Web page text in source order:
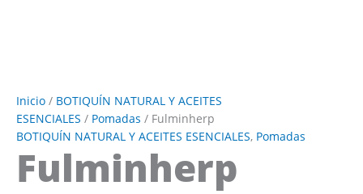
Inicio / BOTIQUÍN NATURAL Y ACEITES
ESENCIALES / Pomadas / Fulminherp
BOTIQUÍN NATURAL Y ACEITES ESENCIALES, Pomadas
Fulminherp